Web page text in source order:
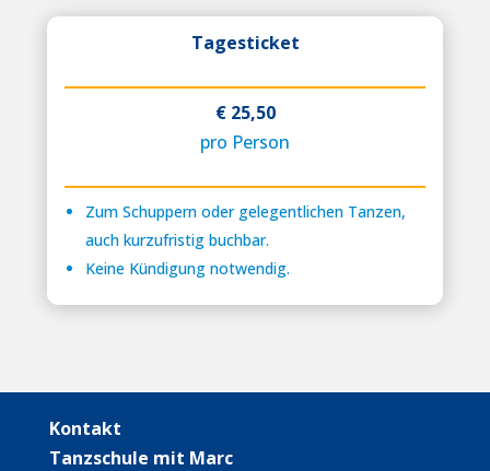
Tagesticket
€ 25,50
pro Person
Zum Schuppern oder gelegentlichen Tanzen,
auch kurzufristig buchbar.
Keine Kündigung notwendig.
Kontakt
Tanzschule mit Marc